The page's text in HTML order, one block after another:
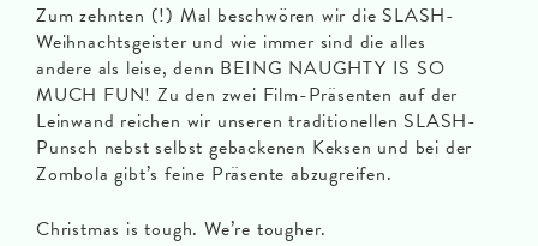
Zum zehnten (!) Mal beschwören wir die SLASH-
Weihnachtsgeister und wie immer sind die alles
andere als leise, denn BEING NAUGHTY IS SO
MUCH FUN! Zu den zwei Film-Präsenten auf der
Leinwand reichen wir unseren traditionellen SLASH-
Punsch nebst selbst gebackenen Keksen und bei der
Zombola gibt’s feine Präsente abzugreifen.
Christmas is tough. We’re tougher.